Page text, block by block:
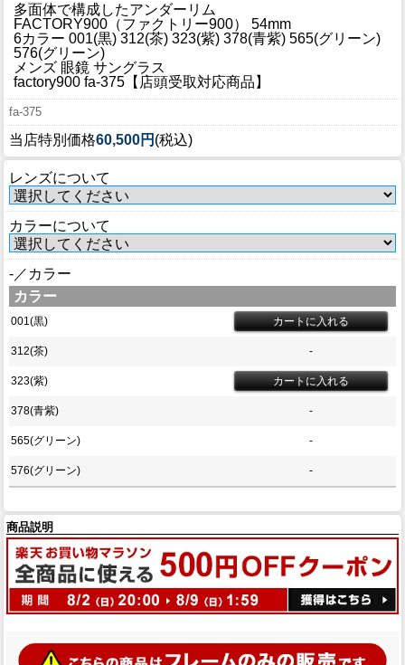
ブログ
BLOG
会社概要
インフォメーション
多面体で構成したアンダーリム
FACTORY900（ファクトリー900） 54mm
6カラー 001(黒) 312(茶) 323(紫) 378(青紫) 565(グリーン)
576(グリーン)
メンズ 眼鏡 サングラス
factory900 fa-375【店頭受取対応商品】
fa-375
当店特別価格60,500円 (税込)
レンズについて
カラーについて
-／カラー
カラー
001(黒)
312(茶) -
323(紫)
378(青紫) -
565(グリーン) -
576(グリーン) -
商品説明